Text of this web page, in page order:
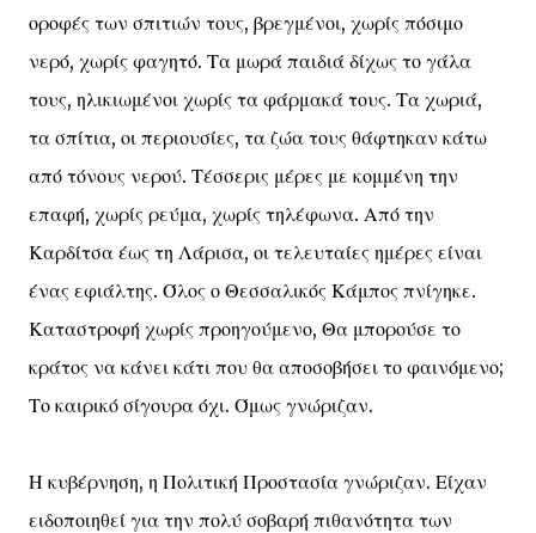
οροφές των σπιτιών τους, βρεγμένοι, χωρίς πόσιμο
νερό, χωρίς φαγητό. Τα μωρά παιδιά δίχως το γάλα
τους, ηλικιωμένοι χωρίς τα φάρμακά τους. Τα χωριά,
τα σπίτια, οι περιουσίες, τα ζώα τους θάφτηκαν κάτω
από τόνους νερού. Τέσσερις μέρες με κομμένη την
επαφή, χωρίς ρεύμα, χωρίς τηλέφωνα. Από την
Καρδίτσα έως τη Λάρισα, οι τελευταίες ημέρες είναι
ένας εφιάλτης. Όλος ο Θεσσαλικός Κάμπος πνίγηκε.
Καταστροφή χωρίς προηγούμενο, Θα μπορούσε το
κράτος να κάνει κάτι που θα αποσοβήσει το φαινόμενο;
Το καιρικό σίγουρα όχι. Όμως γνώριζαν.
Η κυβέρνηση, η Πολιτική Προστασία γνώριζαν. Είχαν
ειδοποιηθεί για την πολύ σοβαρή πιθανότητα των